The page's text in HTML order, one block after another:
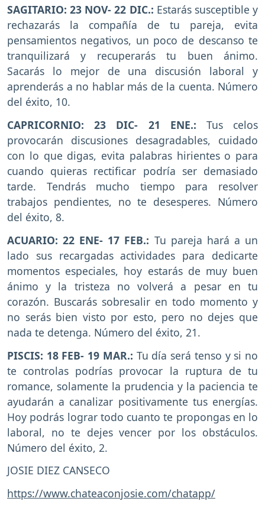
SAGITARIO: 23 NOV- 22 DIC.: Estarás susceptible y
rechazarás la compañía de tu pareja, evita
pensamientos negativos, un poco de descanso te
tranquilizará y recuperarás tu buen ánimo.
Sacarás lo mejor de una discusión laboral y
aprenderás a no hablar más de la cuenta. Número
del éxito, 10.
CAPRICORNIO: 23 DIC- 21 ENE.: Tus celos
provocarán discusiones desagradables, cuidado
con lo que digas, evita palabras hirientes o para
cuando quieras rectificar podría ser demasiado
tarde. Tendrás mucho tiempo para resolver
trabajos pendientes, no te desesperes. Número
del éxito, 8.
ACUARIO: 22 ENE- 17 FEB.: Tu pareja hará a un
lado sus recargadas actividades para dedicarte
momentos especiales, hoy estarás de muy buen
ánimo y la tristeza no volverá a pesar en tu
corazón. Buscarás sobresalir en todo momento y
no serás bien visto por esto, pero no dejes que
nada te detenga. Número del éxito, 21.
PISCIS: 18 FEB- 19 MAR.: Tu día será tenso y si no
te controlas podrías provocar la ruptura de tu
romance, solamente la prudencia y la paciencia te
ayudarán a canalizar positivamente tus energías.
Hoy podrás lograr todo cuanto te propongas en lo
laboral, no te dejes vencer por los obstáculos.
Número del éxito, 2.
JOSIE DIEZ CANSECO
https://www.chateaconjosie.com/chatapp/